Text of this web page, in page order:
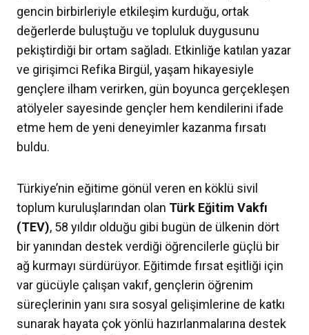
gencin birbirleriyle etkileşim kurduğu, ortak
değerlerde buluştuğu ve topluluk duygusunu
pekiştirdiği bir ortam sağladı. Etkinliğe katılan yazar
ve girişimci Refika Birgül, yaşam hikayesiyle
gençlere ilham verirken, gün boyunca gerçekleşen
atölyeler sayesinde gençler hem kendilerini ifade
etme hem de yeni deneyimler kazanma fırsatı
buldu.
Türkiye’nin eğitime gönül veren en köklü sivil
toplum kuruluşlarından olan Türk Eğitim Vakfı
(TEV), 58 yıldır olduğu gibi bugün de ülkenin dört
bir yanından destek verdiği öğrencilerle güçlü bir
ağ kurmayı sürdürüyor. Eğitimde fırsat eşitliği için
var gücüyle çalışan vakıf, gençlerin öğrenim
süreçlerinin yanı sıra sosyal gelişimlerine de katkı
sunarak hayata çok yönlü hazırlanmalarına destek